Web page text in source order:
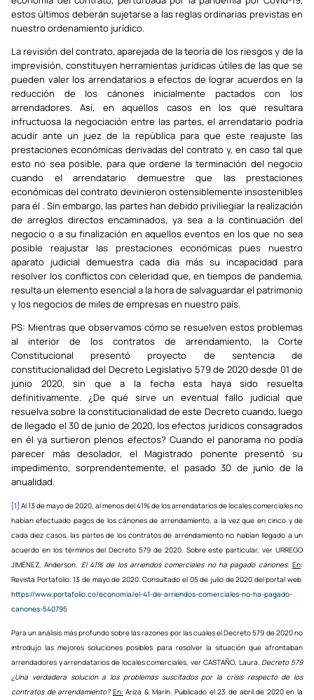
estos últimos deberán sujetarse a las reglas ordinarias previstas en
nuestro ordenamiento jurídico.
La revisión del contrato, aparejada de la teoría de los riesgos y de la
imprevisión, constituyen herramientas jurídicas útiles de las que se
pueden valer los arrendatarios a efectos de lograr acuerdos en la
reducción de los cánones inicialmente pactados con los
arrendadores. Así, en aquellos casos en los que resultara
infructuosa la negociación entre las partes, el arrendatario podría
acudir ante un juez de la república para que este reajuste las
prestaciones económicas derivadas del contrato y, en caso tal que
esto no sea posible, para que ordene la terminación del negocio
cuando el arrendatario demuestre que las prestaciones
económicas del contrato devinieron ostensiblemente insostenibles
para él . Sin embargo, las partes han debido priviliegiar la realización
de arreglos directos encaminados, ya sea a la continuación del
negocio o a su finalización en aquellos eventos en los que no sea
posible reajustar las prestaciones económicas pues nuestro
aparato judicial demuestra cada día más su incapacidad para
resolver los conflictos con celeridad que, en tiempos de pandemia,
resulta un elemento esencial a la hora de salvaguardar el patrimonio
y los negocios de miles de empresas en nuestro país.
PS: Mientras que observamos cómo se resuelven estos problemas
al interior de los contratos de arrendamiento, la Corte
Constitucional presentó proyecto de sentencia de
constitucionalidad del Decreto Legislativo 579 de 2020 desde 01 de
junio 2020, sin que a la fecha esta haya sido resuelta
definitivamente. ¿De qué sirve un eventual fallo judicial que
resuelva sobre la constitucionalidad de este Decreto cuando, luego
de llegado el 30 de junio de 2020, los efectos jurídicos consagrados
en él ya surtieron plenos efectos? Cuando el panorama no podía
parecer más desolador, el Magistrado ponente presentó su
impedimento, sorprendentemente, el pasado 30 de junio de la
anualidad.
[1] Al 13 de mayo de 2020, al menos del 41% de los arrendatarios de locales comerciales no
habían efectuado pagos de los cánones de arrendamiento, a la vez que en cinco y de
cada diez casos, las partes de los contratos de arrendamiento no habían llegado a un
acuerdo en los términos del Decreto 579 de 2020. Sobre este particular, ver URREGO
JIMÉNEZ, Anderson. El 41% de los arriendos comerciales no ha pagado cánones. En:
Revista Portafolio. 13 de mayo de 2020. Consultado el 05 de julio de 2020 del portal web
https://www.portafolio.co/economia/el-41-de-arriendos-comerciales-no-ha-pagado-
canones-540795
Para un análisis más profundo sobre las razones por las cuales el Decreto 579 de 2020 no
introdujo las mejores soluciones posibles para resolver la situación que afrontaban
arrendadores y arrendatarios de locales comerciales, ver CASTAÑO, Laura.Decreto 579
¿Una verdadera solución a los problemas suscitados por la crisis respecto de los
contratos de arrendamiento? En: Ariza & Marín. Publicado el 23 de abril de 2020 en la